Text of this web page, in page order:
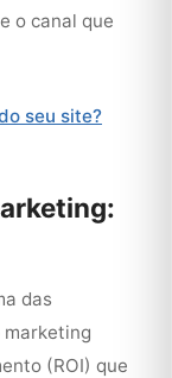
o canal que
seu site?
das
(ROI) que